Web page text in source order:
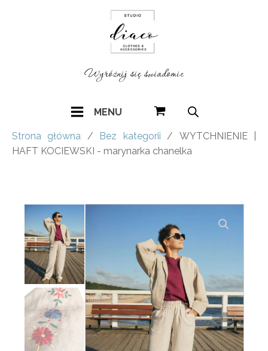
Wyróżnij się świadomie
MENU
Strona główna / Bez kategorii / WYTCHNIENIE |
HAFT KOCIEWSKI - marynarka chanelka